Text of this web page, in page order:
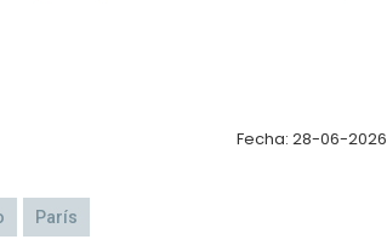
Fecha: 28-06-2026
París